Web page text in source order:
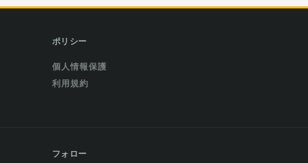
ポリシー
個人情報保護
利用規約
フォロー